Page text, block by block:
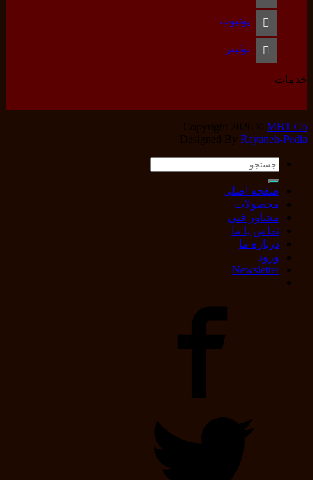
یوتیوب
توئیتر
خدمات
Copyright 2026 © MBT Co
Designed By Rayaneh-Pedia
جستجو
برای:
صفحه اصلی
محصولات
مشاور فنی
تماس با ما
درباره ما
ورود
Newsletter